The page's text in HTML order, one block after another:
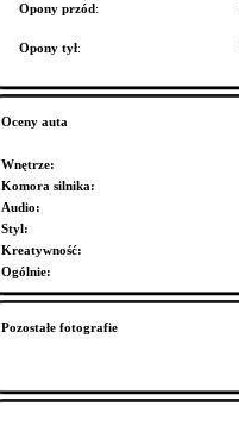
Opony przód:
Opony tył:
Oceny auta
Wnętrze:
Komora silnika:
Audio:
Styl:
Kreatywność:
Ogólnie:
Pozostałe fotografie